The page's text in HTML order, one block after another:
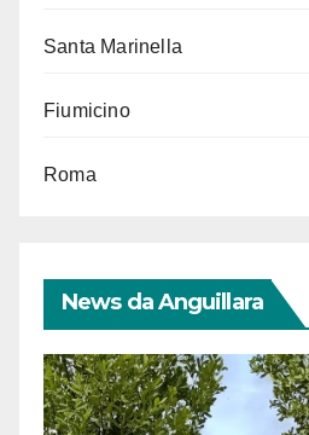
Santa Marinella
Fiumicino
Roma
News da Anguillara